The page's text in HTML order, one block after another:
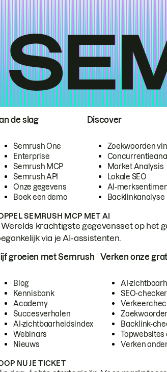
de slag
Semrush One
Enterprise
Semrush MCP
Semrush API
Onze gegevens
Boek een demo
Discover
Zoekwoorden
Market Analysis
Lokale SEO
AI-
Backlinkanalyse
SEMRUSH MCP MET AI
Werelds krachtigste gegevensset op het
via je AI-assistenten.
groeien met Semrush
Blog
Kennisbank
Academy
Succesverhalen
AI-zichtbaarheidsindex
Webinars
Nieuws
Verken onze
AI-
SEO-checker
Backlink-
Topwebsites
Verken
NU JE TICKET